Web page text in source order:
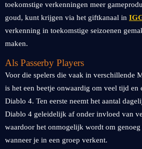
toekomstige verkenningen meer
goud, kunt krijgen via het giftkanaal in
verkenning in toekomstige seizoenen
maken.
Als Passerby Players
Voor die spelers die vaak in verschillende
is het een beetje onwaardig om veel tijd en
Diablo 4. Ten eerste neemt het aantal
Diablo 4 geleidelijk af onder invloed van
waardoor het onmogelijk wordt om genoeg
wanneer je in een groep verkent.